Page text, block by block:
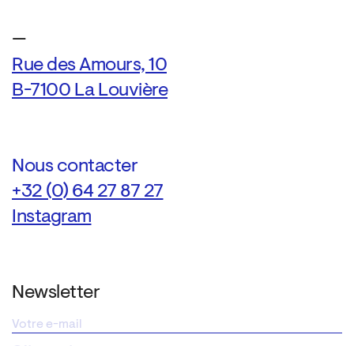
—
Rue des Amours, 10
B-7100 La Louvière
Nous contacter
+32 (0) 64 27 87 27
Instagram
Newsletter